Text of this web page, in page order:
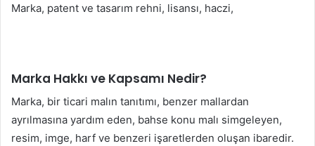
Marka, patent ve tasarım rehni, lisansı, haczi,
Marka Hakkı ve Kapsamı Nedir?
Marka, bir ticari malın tanıtımı, benzer mallardan
ayrılmasına yardım eden, bahse konu malı simgeleyen,
resim, imge, harf ve benzeri işaretlerden oluşan ibaredir.